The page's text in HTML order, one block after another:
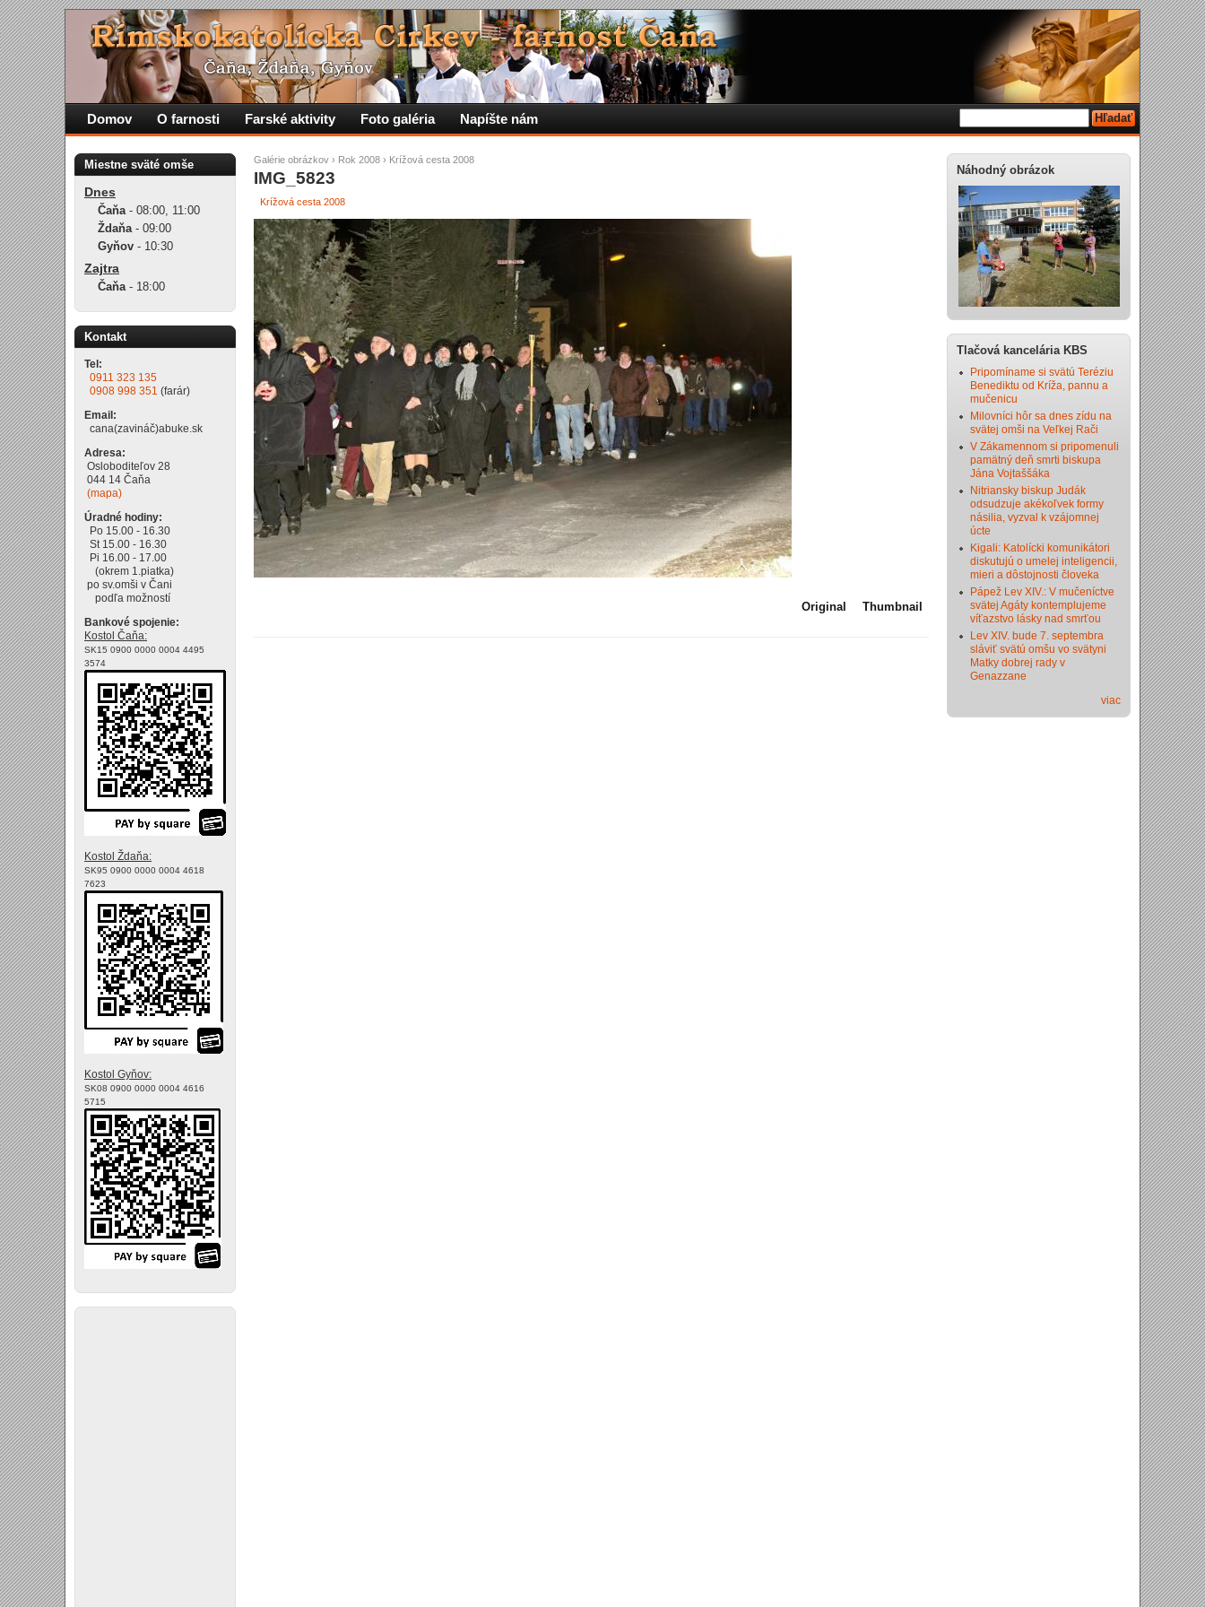
Galérie obrázkov › Rok 2008 › Krížová cesta 2008
IMG_5823
Krížová cesta 2008
Original Thumbnail
Domov O farnosti Farské aktivity Foto galéria Napíšte nám
Miestne sväté omše
Dnes
Čaňa- 08:00, 11:00
Ždaňa- 09:00
Gyňov - 10:30
Zajtra
Čaňa- 18:00
Kontakt
Tel:
0911 323 135
0908 998 351 (farár)
Email:
cana(zavináč)abuke.sk
Adresa:
Osloboditeľov 28
044 14 Čaňa
(mapa)
Úradné hodiny:
Po 15.00 - 16.30
St 15.00 - 16.30
Pi 16.00 - 17.00
(okrem 1.piatka)
po sv.omši v Čani
podľa možností
Bankové spojenie:
Kostol Čaňa:
SK15 0900 0000 0004 4495
3574
Kostol Ždaňa:
SK95 0900 0000 0004 4618
7623
Kostol Gyňov:
SK08 0900 0000 0004 4616
5715
Náhodný obrázok
Tlačová kancelária KBS
Pripomíname si svätú Teréziu
Benediktu od Kríža, pannu a
mučenicu
Milovníci hôr sa dnes zídu na
svätej omši na Veľkej Rači
V Zákamennom si pripomenuli
pamätný deň smrti biskupa
Jána Vojtaššáka
Nitriansky biskup Judák
odsudzuje akékoľvek formy
násilia, vyzval k vzájomnej
úcte
Kigali: Katolícki komunikátori
diskutujú o umelej inteligencii,
mieri a dôstojnosti človeka
Pápež Lev XIV.: V mučeníctve
svätej Agáty kontemplujeme
víťazstvo lásky nad smrťou
Lev XIV. bude 7. septembra
sláviť svätú omšu vo svätyni
Matky dobrej rady v
Genazzane
viac